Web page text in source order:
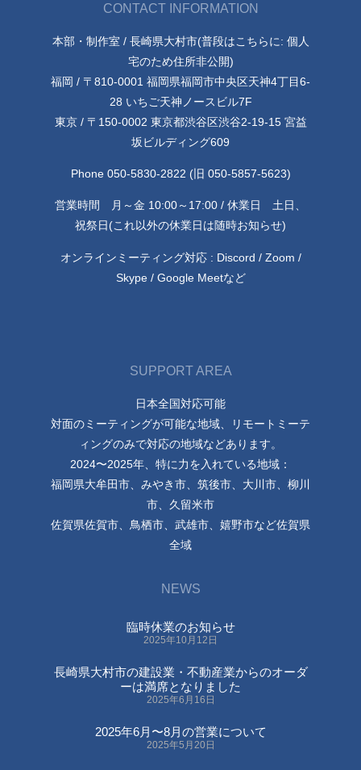
CONTACT INFORMATION
本部・制作室 / 長崎県大村市(普段はこちらに: 個人
宅のため住所非公開)
福岡 / 〒810-0001 福岡県福岡市中央区天神4丁目6-
28 いちご天神ノースビル7F
東京 / 〒150-0002 東京都渋谷区渋谷2-19-15 宮益
坂ビルディング609
Phone 050-5830-2822 (旧 050-5857-5623)
営業時間 月～金 10:00～17:00 / 休業日 土日、
祝祭日(これ以外の休業日は随時お知らせ)
オンラインミーティング対応 : Discord / Zoom /
Skype / Google Meetなど
SUPPORT AREA
日本全国対応可能
対面のミーティングが可能な地域、リモートミーテ
ィングのみで対応の地域などあります。
2024〜2025年、特に力を入れている地域：
福岡県大牟田市、みやき市、筑後市、大川市、柳川
市、久留米市
佐賀県佐賀市、鳥栖市、武雄市、嬉野市など佐賀県
全域
NEWS
臨時休業のお知らせ
2025年10月12日
長崎県大村市の建設業・不動産業からのオーダ
ーは満席となりました
2025年6月16日
2025年6月〜8月の営業について
2025年5月20日